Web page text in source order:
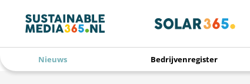
Nieuws Bedrijvenregister